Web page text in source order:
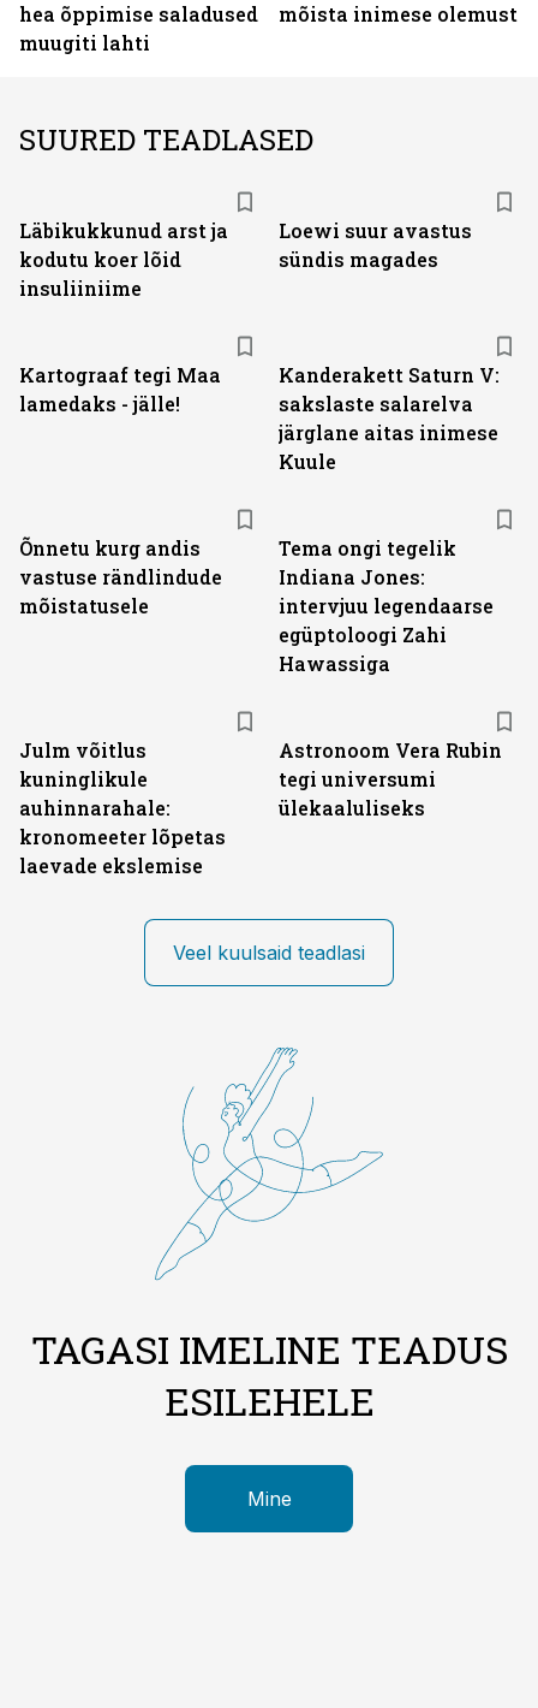
hea õppimise saladused
muugiti lahti
mõista inimese olemust
SUURED TEADLASED
Läbikukkunud arst ja
kodutu koer lõid
insuliiniime
Loewi suur avastus
sündis magades
Kartograaf tegi Maa
lamedaks - jälle!
Kanderakett Saturn V:
sakslaste salarelva
järglane aitas inimese
Kuule
Õnnetu kurg andis
vastuse rändlindude
mõistatusele
Tema ongi tegelik
Indiana Jones:
intervjuu legendaarse
egüptoloogi Zahi
Hawassiga
Julm võitlus
kuninglikule
auhinnarahale:
kronomeeter lõpetas
laevade ekslemise
Astronoom Vera Rubin
tegi universumi
ülekaaluliseks
Veel kuulsaid teadlasi
TAGASI IMELINE TEADUS
ESILEHELE
Mine